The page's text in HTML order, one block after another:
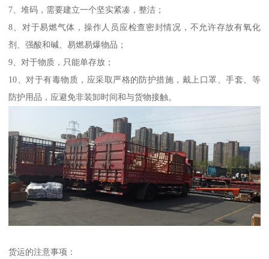
7、堆码，需要建立一个坚实紧凑，整洁；
8、对于易燃气体，操作人员应检查密封情况，不允许存放有氧化
剂、强酸和碱、易燃易爆物品；
9、对于物质，只能单存放；
10、对于有毒物质，应采取严格的防护措施，戴上口罩、手套、等
防护用品，应避免非装卸时间和与货物接触。
货运的注意事项：